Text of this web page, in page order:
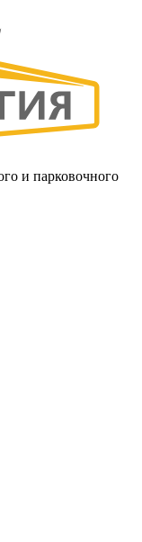
и парковочного